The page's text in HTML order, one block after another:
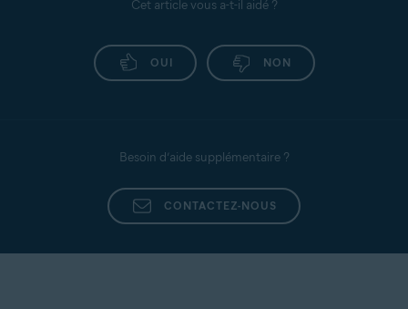
Cet article vous a-t-il aidé ?
OUI NON
Besoin d’aide supplémentaire ?
CONTACTEZ-NOUS